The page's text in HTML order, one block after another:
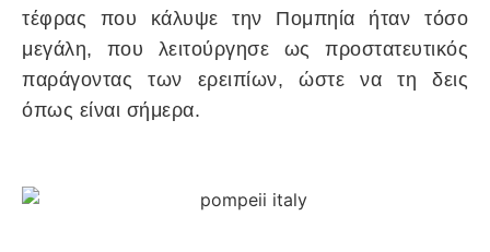
τέφρας που κάλυψε την Πομπηία ήταν τόσο
μεγάλη, που λειτούργησε ως προστατευτικός
παράγοντας των ερειπίων, ώστε να τη δεις
όπως είναι σήμερα.